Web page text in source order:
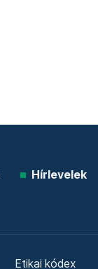
Hírlevelek
Etikai kódex